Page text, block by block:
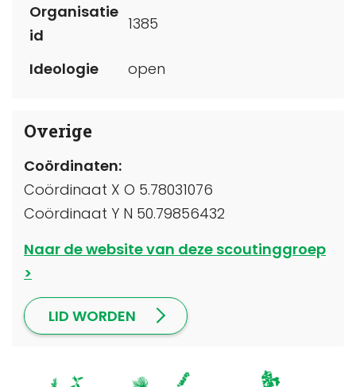
Organisatie
id
1385
Ideologie open
Overige
Coördinaten:
Coördinaat X O 5.78031076
Coördinaat Y N 50.79856432
Naar de website van deze scoutinggroep
LID WORDEN